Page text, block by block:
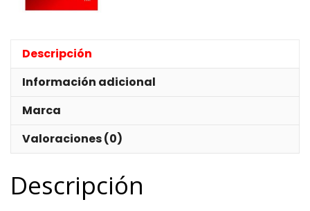
Descripción
Información adicional
Marca
Valoraciones (0)
Descripción